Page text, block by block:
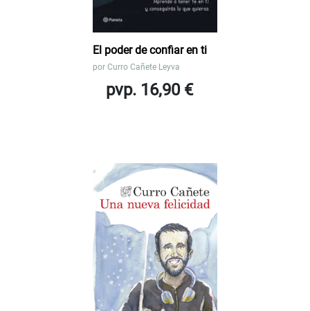
El poder de confiar en ti
por Curro Cañete Leyva
pvp. 16,90 €